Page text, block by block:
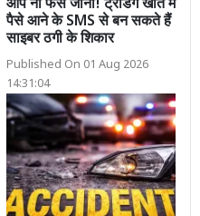
आप ना फंस जाना! ट्रेडिंग खाते में
पैसे आने के SMS से बन सकते हैं
साइबर ठगी के शिकार
Published On 01 Aug 2026
14:31:04